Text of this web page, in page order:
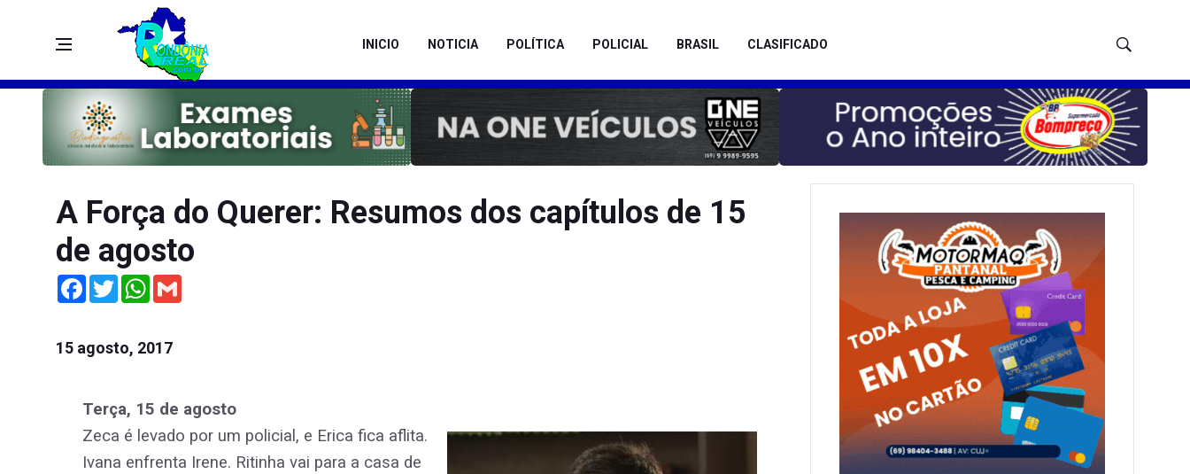
INICIO NOTICIA POLÍTICA POLICIAL BRASIL CLASIFICADO
A Força do Querer: Resumos dos capítulos de 15
de agosto
Facebook
TwitterWhatsApp
15 agosto, 2017
Terça, 15 de agosto
Zeca é levado por um policial, e Erica fica aflita.
Ivana enfrenta Irene. Ritinha vai para a casa de